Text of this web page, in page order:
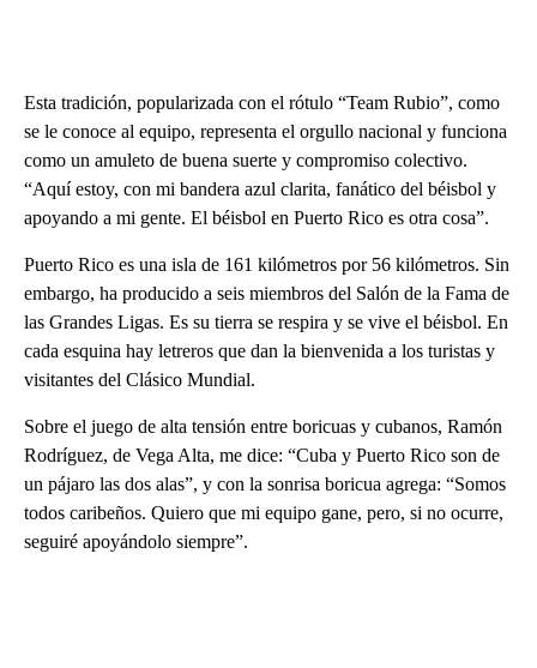
Esta tradición, popularizada con el rótulo “Team Rubio”, como
se le conoce al equipo, representa el orgullo nacional y funciona
como un amuleto de buena suerte y compromiso colectivo.
“Aquí estoy, con mi bandera azul clarita, fanático del béisbol y
apoyando a mi gente. El béisbol en Puerto Rico es otra cosa”.
Puerto Rico es una isla de 161 kilómetros por 56 kilómetros. Sin
embargo, ha producido a seis miembros del Salón de la Fama de
las Grandes Ligas. Es su tierra se respira y se vive el béisbol. En
cada esquina hay letreros que dan la bienvenida a los turistas y
visitantes del Clásico Mundial.
Sobre el juego de alta tensión entre boricuas y cubanos, Ramón
Rodríguez, de Vega Alta, me dice: “Cuba y Puerto Rico son de
un pájaro las dos alas”, y con la sonrisa boricua agrega: “Somos
todos caribeños. Quiero que mi equipo gane, pero, si no ocurre,
seguiré apoyándolo siempre”.